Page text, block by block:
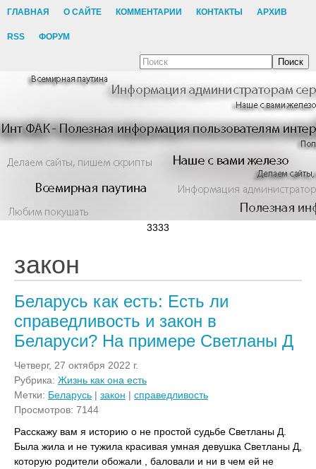
ГЛАВНАЯ О САЙТЕ КОММЕНТАРИИ КОНТАКТЫ АРХИВ
RSS ФОРУМ
Поиск
3333
закон
Беларусь как есть: Есть ли
справедливость и закон в
Беларуси? На примере Светланы Д
Четверг, 27 октября 2022 г.
Рубрика: Жизнь как она есть
Метки: Беларусь | закон | справедливость
Просмотров: 7144
Расскажу вам я историю о не простой судьбе Светланы Д.
Была жила и не тужила красивая умная девушка Светланы Д,
которую родители обожали , баловали и ни в чем ей не